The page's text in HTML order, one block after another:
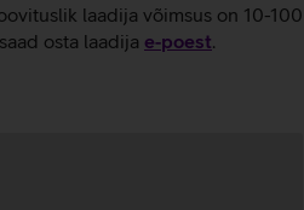
laadija võimsus on 10-100
osta laadija e‑poest.